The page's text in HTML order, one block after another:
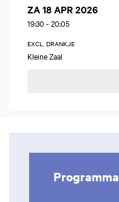
ZA 18 APR 2026
19:30 - 20:05
EXCL. DRANKJE
Kleine Zaal
Programma